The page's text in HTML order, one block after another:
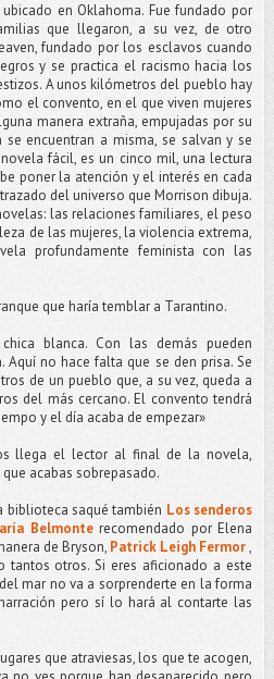
en Oklahoma. Fue fundado por
que llegaron, a su vez, de otro
fundado por los esclavos cuando
y se practica el racismo hacia los
A unos kilómetros del pueblo hay
el convento, en el que viven mujeres
manera extraña, empujadas por su
encuentran a misma, se salvan y se
fácil, es un cinco mil, una lectura
poner la atención y el interés en cada
del universo que Morrison dibuja.
las relaciones familiares, el peso
de las mujeres, la violencia extrema,
profundamente feminista con las
que haría temblar a Tarantino.
blanca. Con las demás pueden
no hace falta que se den prisa. Se
de un pueblo que, a su vez, queda a
del más cercano. El convento tendrá
y el día acaba de empezar»
llega el lector al final de la novela,
acabas sobrepasado.
biblioteca saqué también Los senderos
Belmonterecomendado por Elena
de Bryson, Patrick Leigh Fermor,
tantos otros. Si eres aficionado a este
mar no va a sorprenderte en la forma
pero sí lo hará al contarte las
que atraviesas, los que te acogen,